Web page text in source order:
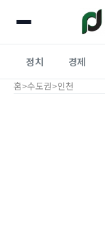
정치 경제
홈>수도권>인천